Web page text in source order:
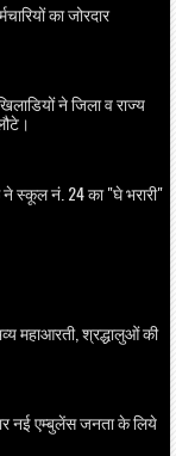
का जोरदार
ने जिला व राज्य
ने स्कूल नं. 24 का "घे भरारी"
महाआरती, श्रद्धालुओं की
नई एम्बुलेंस जनता के लिये